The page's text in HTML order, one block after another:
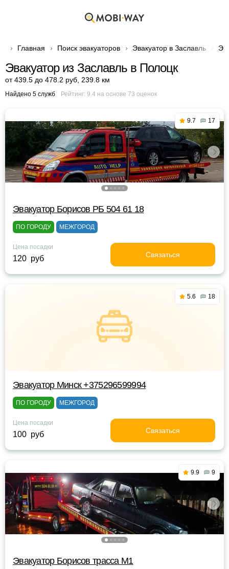
Главная Поиск эвакуаторов Эвакуатор в Заславль
Эвакуатор из Заславль в Полоцк
от 439.5 до 478.2 руб 239.8 км
Найдено 5 служб Рейтинг: 9.4на основе 73 оценок
9.7 17
Эвакуатор Борисов РБ 504 61 18
ПО ГОРОДУ МЕЖГОРОД
Цена посадки
120 руб Связаться
5.6 18
Эвакуатор Минск +375296599994
ПО ГОРОДУ МЕЖГОРОД
Цена посадки
100 руб Связаться
9.9 9
Эвакуатор Борисов трасса М1